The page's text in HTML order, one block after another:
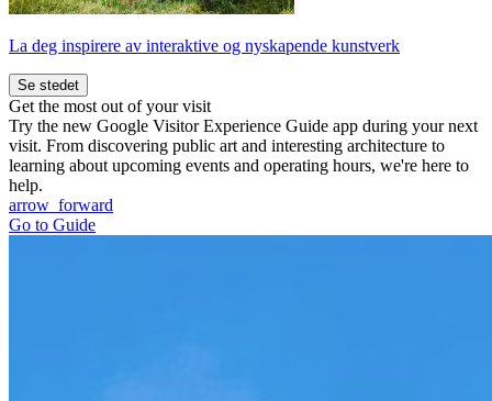
La deg inspirere av interaktive og nyskapende kunstverk
Se stedet
Get the most out of your visit
Try the new Google Visitor Experience Guide app during your next
visit. From discovering public art and interesting architecture to
learning about upcoming events and operating hours, we're here to
help.
arrow_forward
Go to Guide